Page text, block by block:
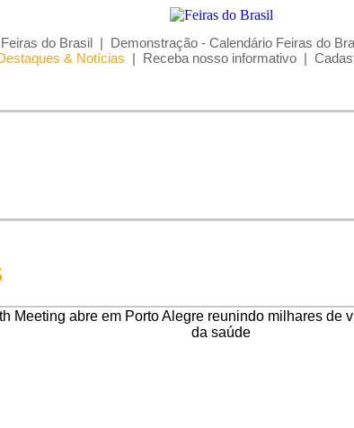
do Brasil | Demonstração - Calendário Feiras do
& Notícias | Receba nosso informativo |